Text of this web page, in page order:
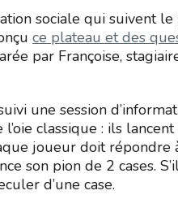
sociale qui suivent
ce plateau et des
par Françoise,
une session
classique : ils
joueur doit répondre
son pion de 2 cases.
d’une case.